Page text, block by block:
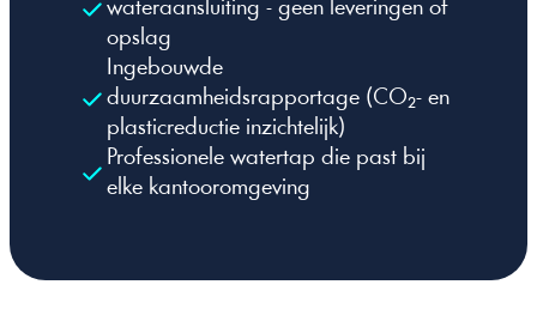
wateraansluiting - geen leveringen of
opslag
Ingebouwde
duurzaamheidsrapportage (CO₂- en
plasticreductie inzichtelijk)
Professionele watertap die past bij
elke kantooromgeving